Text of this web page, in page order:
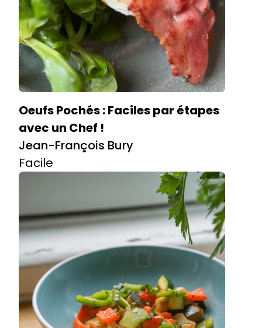
Oeufs Pochés : Faciles par étapes
avec un Chef !
Jean-François Bury
Facile